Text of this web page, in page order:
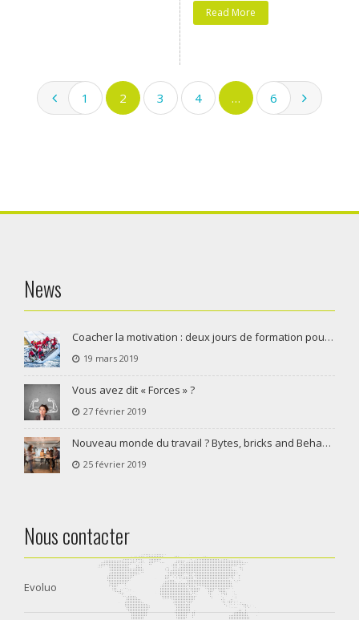
Read More
1 2 3 4 … 6
News
Coacher la motivation : deux jours de formation pour coaches, managers, RH et responsables de formation
19 mars 2019
Vous avez dit « Forces »​ ?
27 février 2019
Nouveau monde du travail ? Bytes, bricks and Behaviours pour plus de communication, de collaboration et de codécision !
25 février 2019
Nous contacter
Evoluo